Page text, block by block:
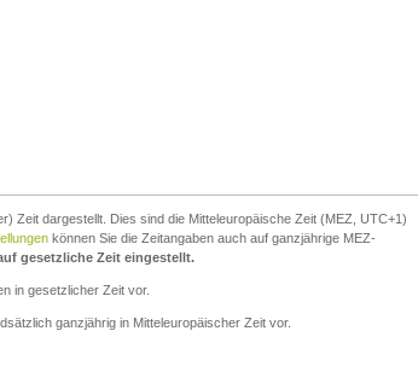
Zeit dargestellt. Dies sind die Mitteleuropäische Zeit (MEZ, UTC+1)
können Sie die Zeitangaben auch auf ganzjährige MEZ-
gesetzliche Zeit eingestellt.
in gesetzlicher Zeit vor.
ganzjährig in Mitteleuropäischer Zeit vor.